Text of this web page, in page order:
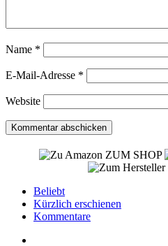
Name *
E-Mail-Adresse *
Website
ZUM SHOP
Beliebt
Kürzlich erschienen
Kommentare